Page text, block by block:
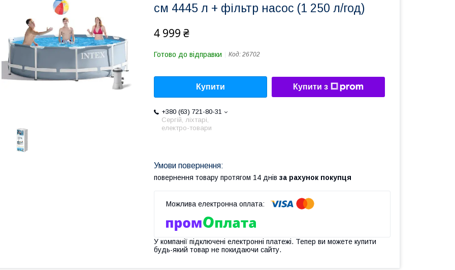
см 4445 л + фільтр насос (1 250 л/год)
4 999 ₴
Готово до відправки Код: 26702
Купити Купити з
+380 (63) 721-80-31
Сергій, ліхтарі,
електро-товари
повернення товару протягом 14 днів за рахунок покупця
У компанії підключені електронні платежі. Тепер ви можете купити
будь-який товар не покидаючи сайту.